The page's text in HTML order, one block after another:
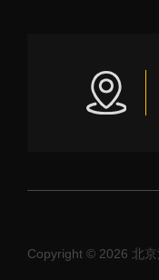
Copyright © 2026 北